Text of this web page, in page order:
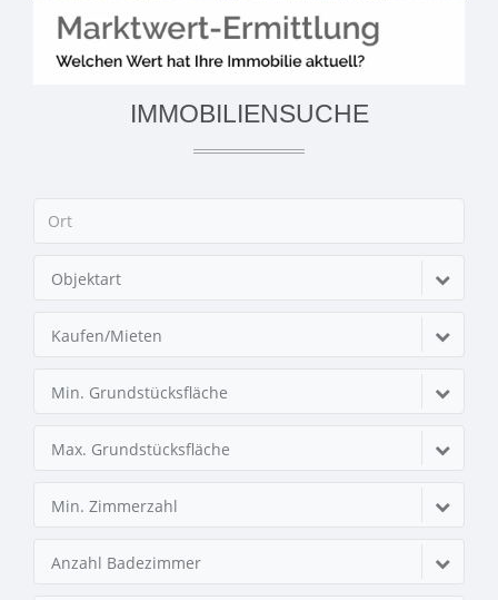
IMMOBILIENSUCHE
Objektart
Kaufen/Mieten
Min. Grundstücksfläche
Max. Grundstücksfläche
Min. Zimmerzahl
Anzahl Badezimmer